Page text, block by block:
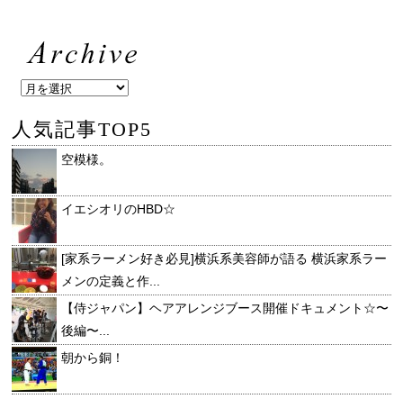
人気記事TOP5
空模様。
イエシオリのHBD☆
[家系ラーメン好き必見]横浜系美容師が語る 横浜家系ラー
メンの定義と作...
【侍ジャパン】ヘアアレンジブース開催ドキュメント☆〜
後編〜...
朝から銅！